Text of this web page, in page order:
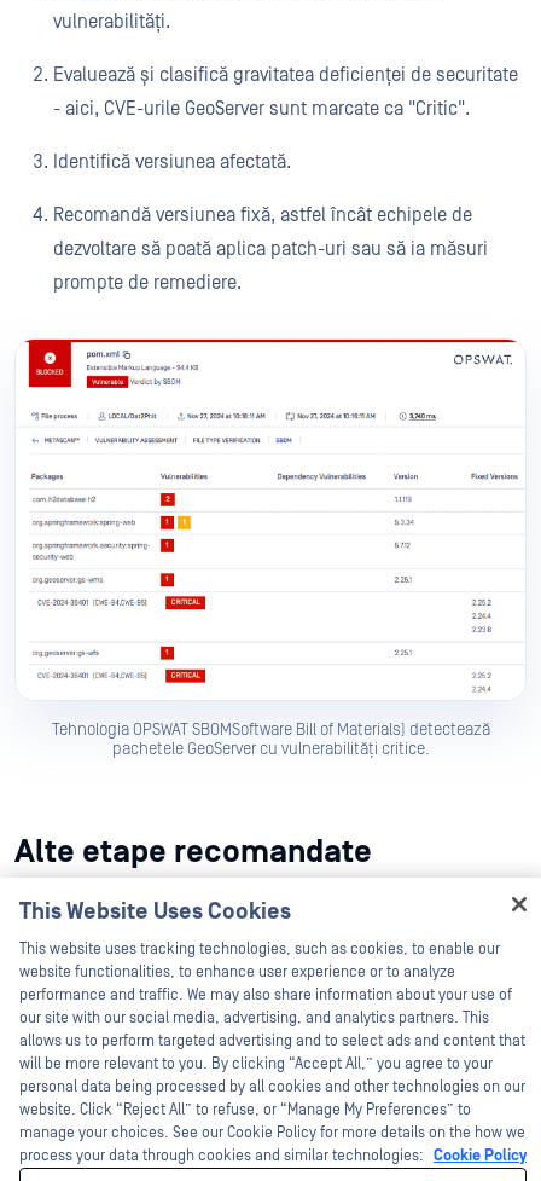
vulnerabilități.
Evaluează și clasifică gravitatea deficienței de securitate
- aici, CVE-urile GeoServer sunt marcate ca "Critic".
Identifică versiunea afectată.
Recomandă versiunea fixă, astfel încât echipele de
dezvoltare să poată aplica patch-uri sau să ia măsuri
prompte de remediere.
Tehnologia OPSWAT SBOMSoftware Bill of Materials) detectează
pachetele GeoServer cu vulnerabilități critice.
Alte etape recomandate
Actualizați GeoServer:Actualizați la versiunile GeoServer
2.25.2, 2.24.4 sau 2.23.6 (sau ulterioare) în care
vulnerabilitatea este remediată.
Dependențe de audit:Utilizați în mod regulat
instrumente precum OPSWAT SBOM pentru a identifica
bibliotecile învechite (de ex,Jxpath comun) în
mediul dvs.
This Website Uses Cookies
This website uses tracking technologies, such as cookies, to enable our
website functionalities, to enhance user experience or to analyze
performance and traffic. We may also share information about your use of
our site with our social media, advertising, and analytics partners. This
allows us to perform targeted advertising and to select ads and content that
will be more relevant to you. By clicking “Accept All,” you agree to your
personal data being processed by all cookies and other technologies on our
website. Click “Reject All” to refuse, or “Manage My Preferences” to
manage your choices. See our Cookie Policy for more details on the how we
process your data through cookies and similar technologies: Cookie Policy
Hey there!
I'm Ozzy, your OPSWAT virtual assistant.
How can I help you secure what's critical
today?